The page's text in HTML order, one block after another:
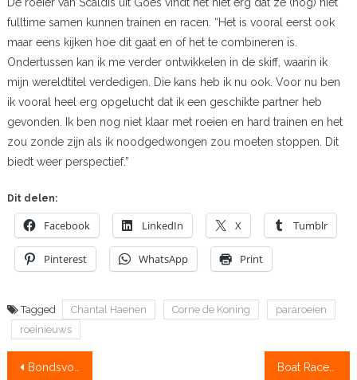
fulltime samen kunnen trainen en racen. “Het is vooral eerst ook
maar eens kijken hoe dit gaat en of het te combineren is.
Ondertussen kan ik me verder ontwikkelen in de skiff, waarin ik
mijn wereldtitel verdedigen. Die kans heb ik nu ook. Voor nu ben
ik vooral heel erg opgelucht dat ik een geschikte partner heb
gevonden. Ik ben nog niet klaar met roeien en hard trainen en het
zou zonde zijn als ik noodgedwongen zou moeten stoppen. Dit
biedt weer perspectief.”
Dit delen:
Facebook LinkedIn X Tumblr
Pinterest WhatsApp Print
Tagged Chantal Haenen Corne de Koning
pararoeien
roeinieuws
Bericht
Bondsvoorzitter spreekt zich uit, via Facebook Boat Race met onzichtbaar vleugje oranje